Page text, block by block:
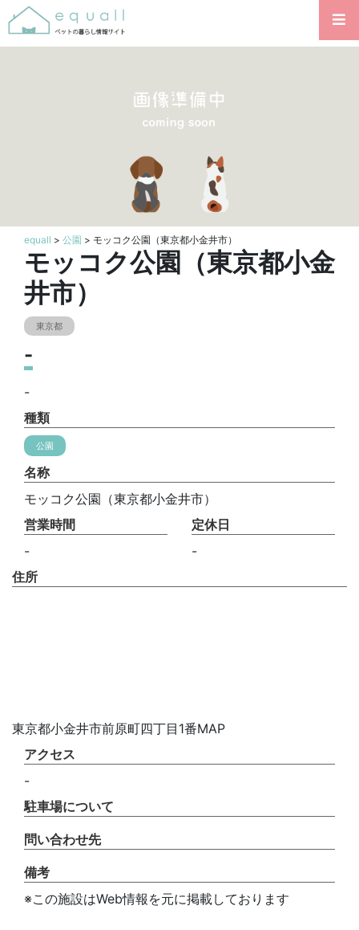
equall > 公園 > モッコク公園（東京都小金井市）
モッコク公園（東京都小金
井市）
東京都
-
-
種類
公園
名称
モッコク公園（東京都小金井市）
営業時間
-
定休日
-
住所
東京都小金井市前原町四丁目1番MAP
アクセス
-
駐車場について
問い合わせ先
備考
※この施設はWeb情報を元に掲載しております